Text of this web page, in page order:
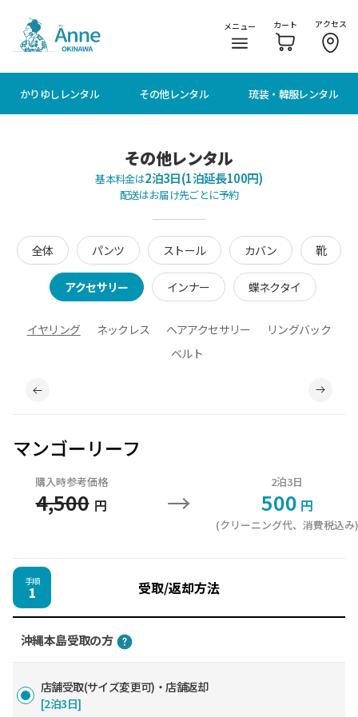
メニュー カート アクセス
かりゆしレンタル その他レンタル 琉装・韓服レンタル
その他レンタル
基本料金は2泊3日(1泊延長100円)
配送はお届け先ごとに予約
全体 パンツ ストール カバン 靴
アクセサリー インナー 蝶ネクタイ
イヤリング ネックレス ヘアアクセサリー
リングバック
ベルト
マンゴーリーフ
購入時参考価格
4,500 円 →
2泊3日
500 円
(クリーニング代、消費税込み)
手順
1 受取/返却方法
沖縄本島受取の方
店舗受取(サイズ変更可)・店舗返却
[2泊3日]